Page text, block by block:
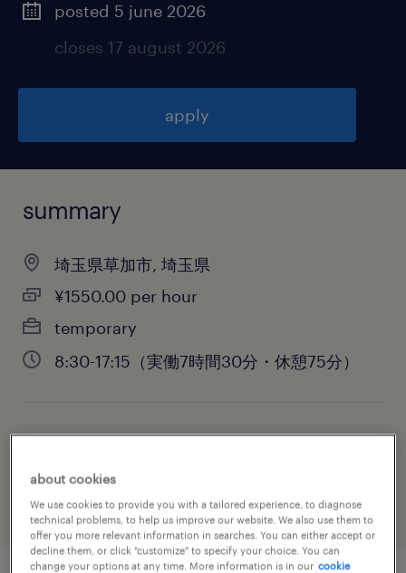
posted 5 june 2026
closes 17 august 2026
apply
summary
埼玉県草加市, 埼玉県
¥1550.00 per hour
temporary
8:30-17:15（実働7時間30分・休憩75分）
administrative & support services
about cookies
We use cookies to provide you with a tailored experience, to diagnose
technical problems, to help us improve our website. We also use them to
offer you more relevant information in searches. You can either accept or
decline them, or click "customize" to specify your choice. You can
change your options at any time. More information is in our cookie